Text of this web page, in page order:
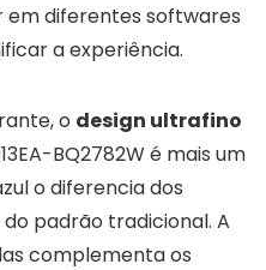
diferentes softwares
a experiência.
o design ultrafino
BQ2782W é mais um
o diferencia dos
padrão tradicional. A
complementa os